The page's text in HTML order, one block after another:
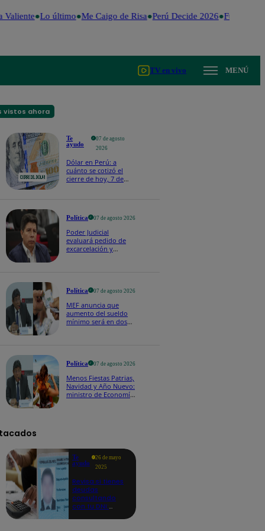
Lo último Me Caigo de Risa Perú Decide 2026 Fútbol
TV en vivo MENÚ
vistos ahora
Te
ayudo
07 de agosto
2026
Dólar en Perú: a
cuánto se cotizó el
cierre de hoy, 7 de
Política 07 de agosto 2026
Poder Judicial
evaluará pedido de
excarcelación y
Política 07 de agosto 2026
MEF anuncia que
aumento del sueldo
mínimo será en dos
Política 07 de agosto 2026
Menos Fiestas Patrias,
Navidad y Año Nuevo:
ministro de Economía
Te
ayudo
26 de mayo
2025
Revisa si tienes
deudas
consultando
con tu DNI: